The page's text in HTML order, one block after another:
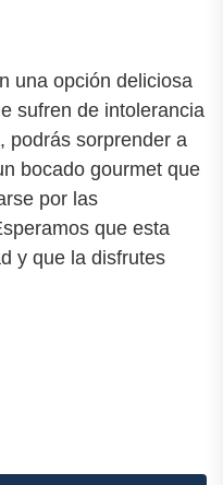
una opción deliciosa
sufren de intolerancia
podrás sorprender a
bocado gourmet que
por las
que esta
y que la disfrutes